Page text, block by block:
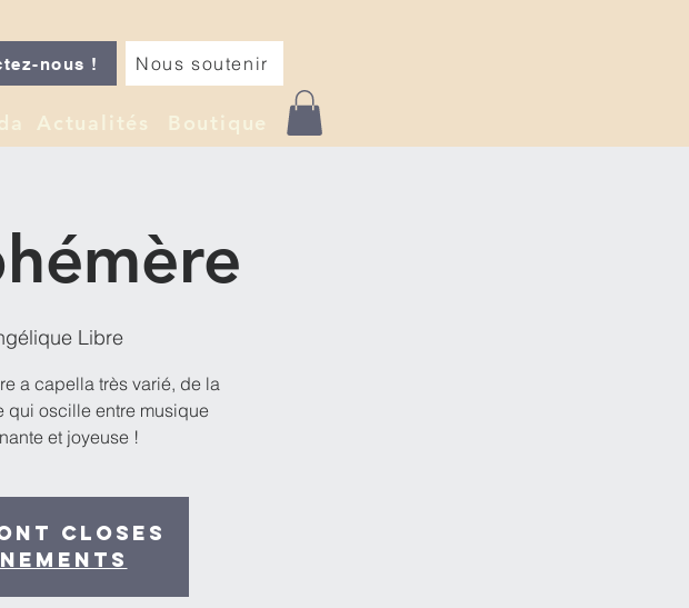
nous ! Nous soutenir
Actualités Boutique
Libre
a capella très varié, de la
qui oscille entre musique
et joyeuse !
closes